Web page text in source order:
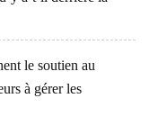
le soutien au
à gérer les